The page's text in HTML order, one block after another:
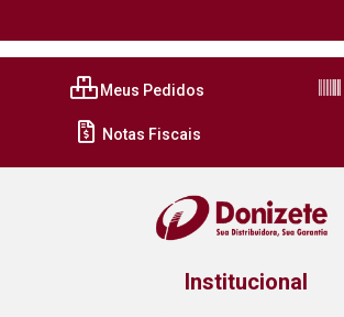
Meus Pedidos
Notas Fiscais
Institucional